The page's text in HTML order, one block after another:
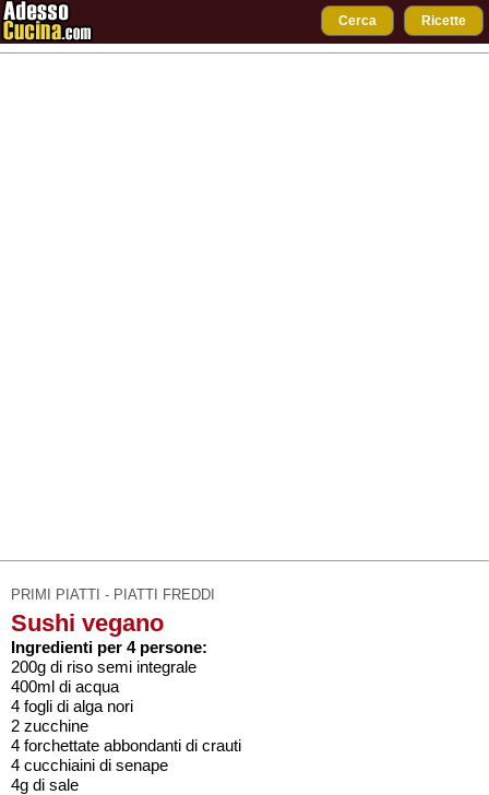
Cerca Ricette
PRIMI PIATTI - PIATTI FREDDI
Sushi vegano
Ingredienti per 4 persone:
200g di riso semi integrale
400ml di acqua
4 fogli di alga nori
2 zucchine
4 forchettate abbondanti di crauti
4 cucchiaini di senape
4g di sale